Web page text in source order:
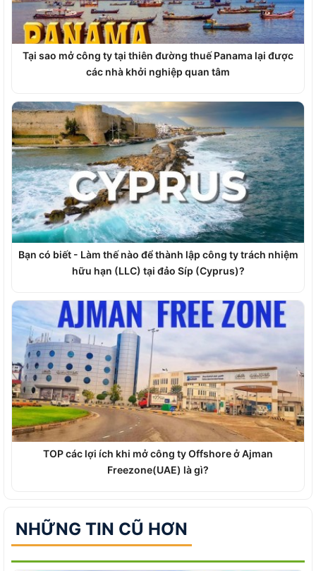
Tại sao mở công ty tại thiên đường thuế Panama lại được
các nhà khởi nghiệp quan tâm
Bạn có biết - Làm thế nào để thành lập công ty trách nhiệm
hữu hạn (LLC) tại đảo Síp (Cyprus)?
TOP các lợi ích khi mở công ty Offshore ở Ajman
Freezone(UAE) là gì?
NHỮNG TIN CŨ HƠN